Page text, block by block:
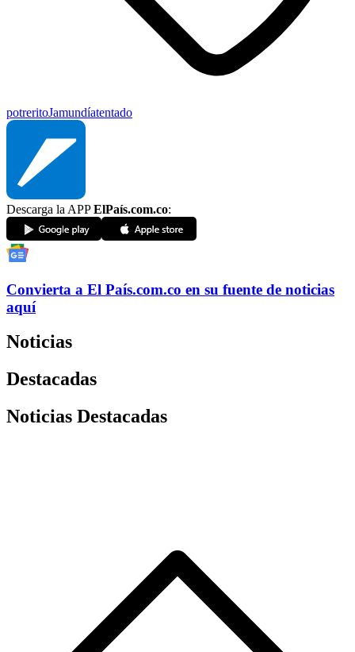
potreritoJamundíatentado
Descarga la APPElPaís.com.co:
Convierta a El País.com.co en su fuente de noticias
aquí
Noticias
Destacadas
Noticias Destacadas